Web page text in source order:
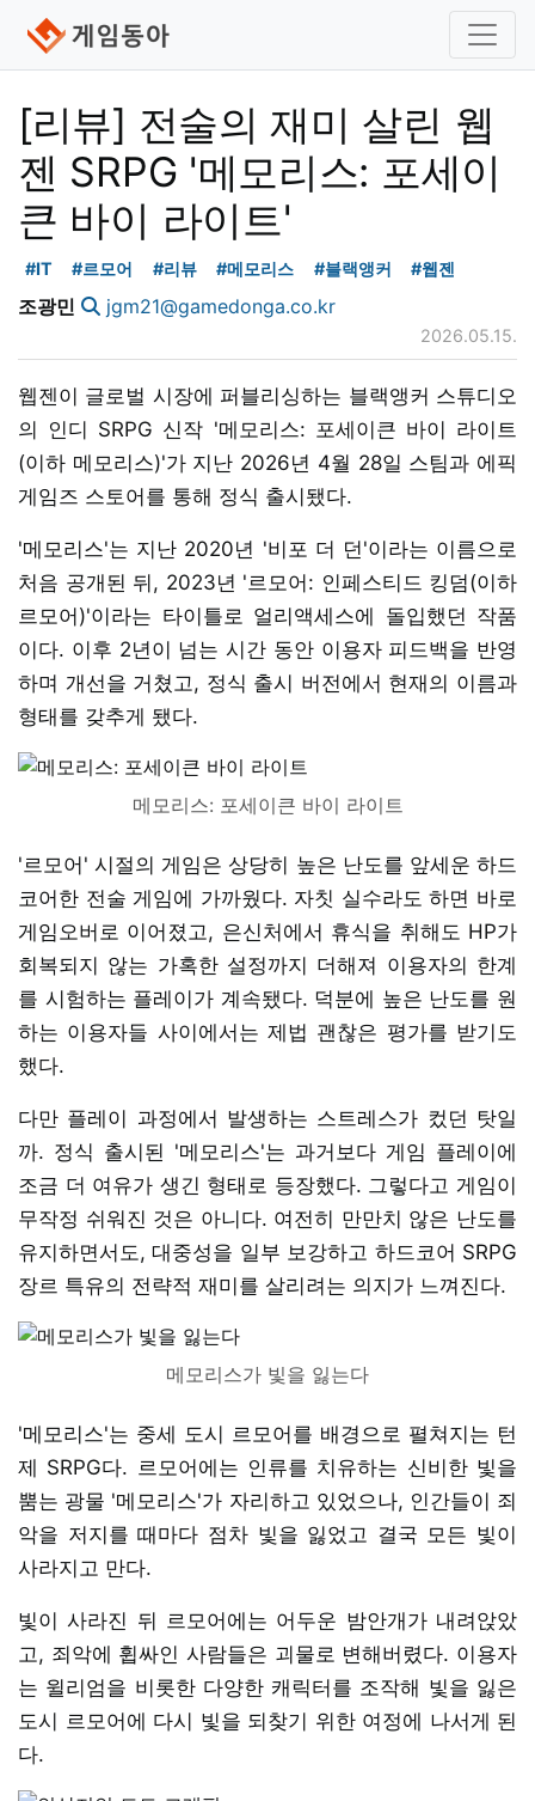
[리뷰] 전술의 재미 살린 웹
젠 SRPG '메모리스: 포세이
큰 바이 라이트'
#IT #르모어 #리뷰 #메모리스 #블랙앵커 #웹젠
조광민 jgm21@gamedonga.co.kr
2026.05.15.
웹젠이 글로벌 시장에 퍼블리싱하는 블랙앵커 스튜디오
의 인디 SRPG 신작 '메모리스: 포세이큰 바이 라이트
(이하 메모리스)'가 지난 2026년 4월 28일 스팀과 에픽
게임즈 스토어를 통해 정식 출시됐다.
'메모리스'는 지난 2020년 '비포 더 던'이라는 이름으로
처음 공개된 뒤, 2023년 '르모어: 인페스티드 킹덤(이하
르모어)'이라는 타이틀로 얼리액세스에 돌입했던 작품
이다. 이후 2년이 넘는 시간 동안 이용자 피드백을 반영
하며 개선을 거쳤고, 정식 출시 버전에서 현재의 이름과
형태를 갖추게 됐다.
메모리스: 포세이큰 바이 라이트
'르모어' 시절의 게임은 상당히 높은 난도를 앞세운 하드
코어한 전술 게임에 가까웠다. 자칫 실수라도 하면 바로
게임오버로 이어졌고, 은신처에서 휴식을 취해도 HP가
회복되지 않는 가혹한 설정까지 더해져 이용자의 한계
를 시험하는 플레이가 계속됐다. 덕분에 높은 난도를 원
하는 이용자들 사이에서는 제법 괜찮은 평가를 받기도
했다.
다만 플레이 과정에서 발생하는 스트레스가 컸던 탓일
까. 정식 출시된 '메모리스'는 과거보다 게임 플레이에
조금 더 여유가 생긴 형태로 등장했다. 그렇다고 게임이
무작정 쉬워진 것은 아니다. 여전히 만만치 않은 난도를
유지하면서도, 대중성을 일부 보강하고 하드코어 SRPG
장르 특유의 전략적 재미를 살리려는 의지가 느껴진다.
메모리스가 빛을 잃는다
'메모리스'는 중세 도시 르모어를 배경으로 펼쳐지는 턴
제 SRPG다. 르모어에는 인류를 치유하는 신비한 빛을
뿜는 광물 '메모리스'가 자리하고 있었으나, 인간들이 죄
악을 저지를 때마다 점차 빛을 잃었고 결국 모든 빛이
사라지고 만다.
빛이 사라진 뒤 르모어에는 어두운 밤안개가 내려앉았
고, 죄악에 휩싸인 사람들은 괴물로 변해버렸다. 이용자
는 윌리엄을 비롯한 다양한 캐릭터를 조작해 빛을 잃은
도시 르모어에 다시 빛을 되찾기 위한 여정에 나서게 된
다.